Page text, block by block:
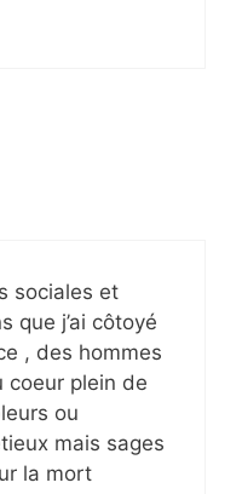
sociales et
que j’ai côtoyé
, des hommes
coeur plein de
ou
mais sages
la mort